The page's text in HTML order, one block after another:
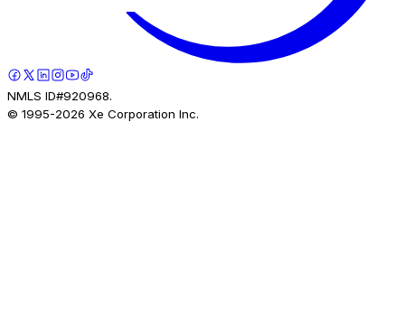
NMLS ID#920968.
© 1995-2026 Xe Corporation Inc.